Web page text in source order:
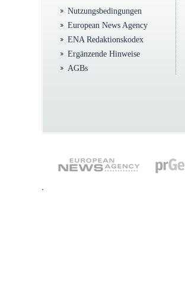
Nutzungsbedingungen
European News Agency
ENA Redaktionskodex
Ergänzende Hinweise
AGBs
.